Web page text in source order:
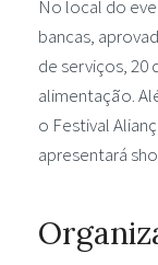
No local do
bancas,
de serviços, 20
alimentação.
o Festival
apresentará